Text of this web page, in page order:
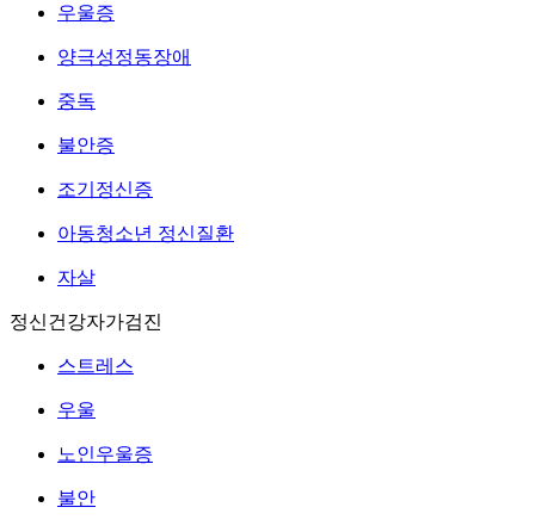
우울증
양극성정동장애
중독
불안증
조기정신증
아동청소년 정신질환
자살
정신건강자가검진
스트레스
우울
노인우울증
불안